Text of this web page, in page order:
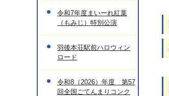
令和7年度まいーれ紅葉
（もみじ）特別公演
羽後本荘駅前ハロウィン
ロード
令和8（2026）年度 第57
回全国ごてんまりコンク